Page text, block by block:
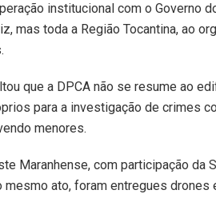
institucional com o Governo
mas toda a Região Tocantina, ao
que a DPCA não se resume ao
para a investigação de crimes
menores.
Maranhense, com participação da
ato, foram entregues drones